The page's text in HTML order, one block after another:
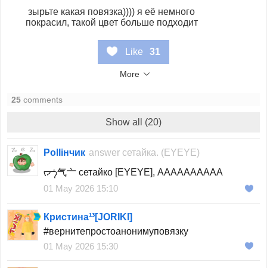
зырьте какая повязка)))) я её немного
покрасил, такой цвет больше подходит
Like 31
More
25 comments
Show all (20)
Polliнчик answer сетайка. (EYEYE)
ᡕᠵ᠊ᡃ气亠 сетайко [EYEYE], АААААААААА
01 May 2026 15:10
Кристина¹³[JORIKI]
#вернитепростоанонимуповязку
01 May 2026 15:30